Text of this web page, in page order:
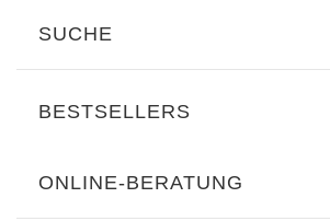
SUCHE
BESTSELLERS
ONLINE-BERATUNG